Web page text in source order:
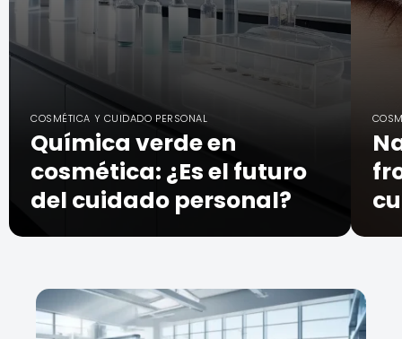
COSMÉTICA Y CUIDADO PERSONAL
Química verde en
cosmética: ¿Es el futuro
del cuidado personal?